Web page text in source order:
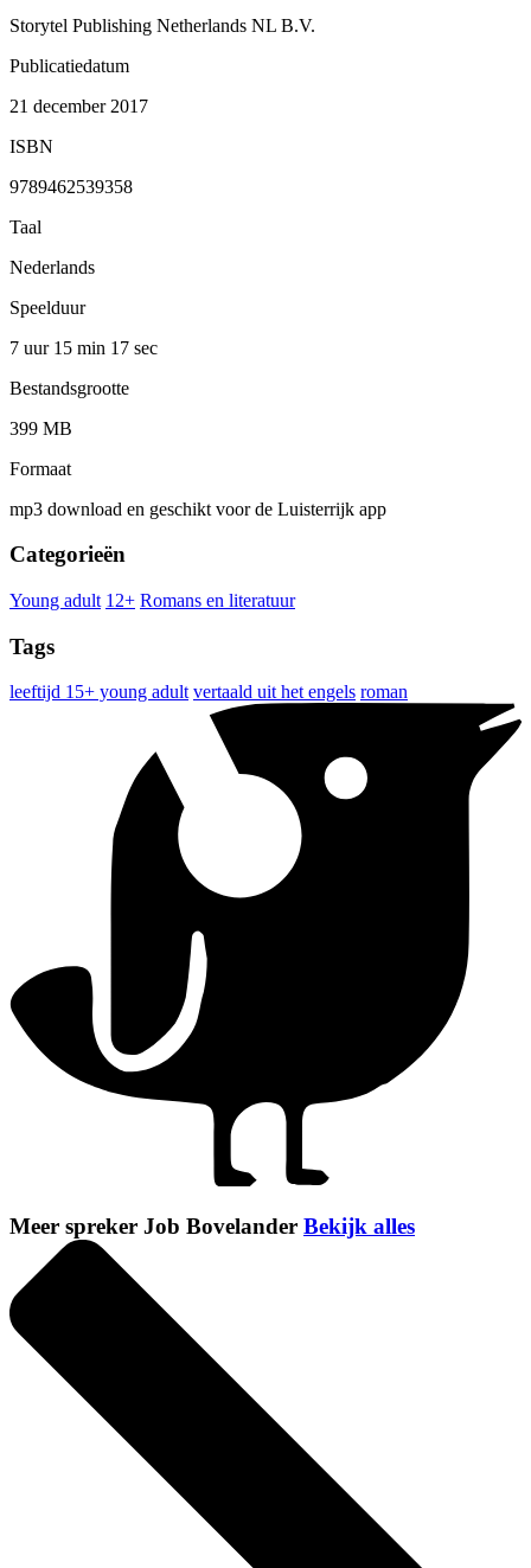
Storytel Publishing Netherlands NL B.V.
Publicatiedatum
21 december 2017
ISBN
9789462539358
Taal
Nederlands
Speelduur
7 uur 15 min 17 sec
Bestandsgrootte
399 MB
Formaat
mp3 download en geschikt voor de Luisterrijk app
Categorieën
Young adult 12+ Romans en literatuur
Tags
leeftijd 15+ young adult vertaald uit het engels roman
Meer spreker Job Bovelander Bekijk alles